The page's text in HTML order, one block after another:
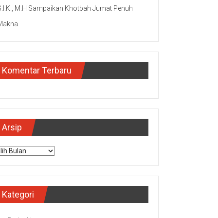
M.H Sampaikan Khotbah Jumat Penuh
Komentar Terbaru
Arsip
Kategori